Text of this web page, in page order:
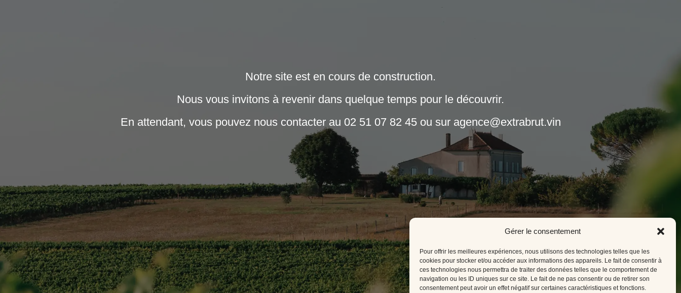
Gérer le consentement
Pour offrir les meilleures expériences, nous utilisons des technologies telles que les
cookies pour stocker et/ou accéder aux informations des appareils. Le fait de consentir à
ces technologies nous permettra de traiter des données telles que le comportement de
navigation ou les ID uniques sur ce site. Le fait de ne pas consentir ou de retirer son
consentement peut avoir un effet négatif sur certaines caractéristiques et fonctions.
Notre site est en cours de construction.
Nous vous invitons à revenir dans quelque temps pour le découvrir.
En attendant, vous pouvez nous contacter au 02 51 07 82 45 ou sur agence@extrabrut.vin